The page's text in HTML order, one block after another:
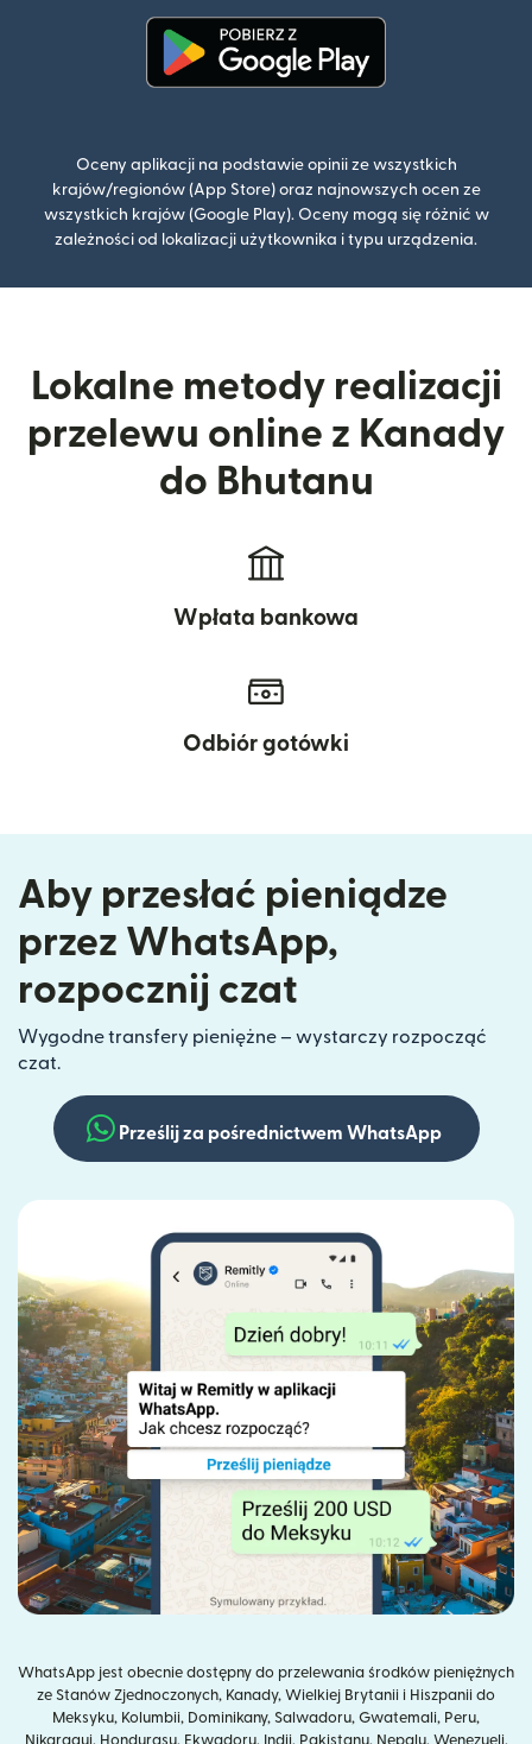
Oceny aplikacji na podstawie opinii ze wszystkich
krajów/regionów (App Store) oraz najnowszych ocen ze
wszystkich krajów (Google Play). Oceny mogą się różnić w
zależności od lokalizacji użytkownika i typu urządzenia.
Lokalne metody realizacji
przelewu online z Kanady
do Bhutanu
Wpłata bankowa
Odbiór gotówki
Aby przesłać pieniądze
przez WhatsApp,
rozpocznij czat
Wygodne transfery pieniężne – wystarczy rozpocząć
czat.
Prześlij za pośrednictwem WhatsApp
WhatsApp jest obecnie dostępny do przelewania środków pieniężnych
ze Stanów Zjednoczonych, Kanady, Wielkiej Brytanii i Hiszpanii do
Meksyku, Kolumbii, Dominikany, Salwadoru, Gwatemali, Peru,
Nikaragui, Hondurasu, Ekwadoru, Indii, Pakistanu, Nepalu, Wenezueli,